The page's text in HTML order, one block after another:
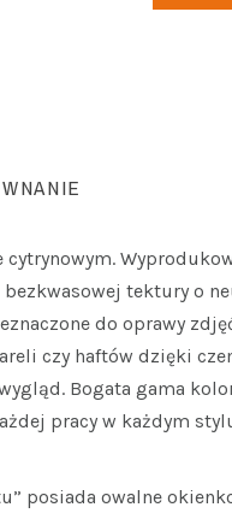
tektury o
do oprawy
czy haftów dzięki
Bogata gama
pracy w każdym
posiada owalne